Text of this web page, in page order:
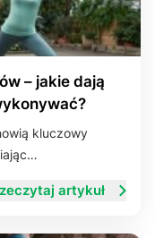
– jakie dają
kluczowy
artykuł